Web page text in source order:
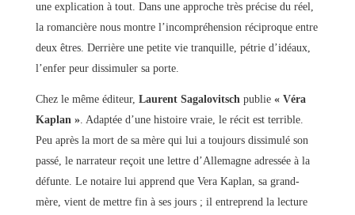
une explication à tout. Dans une approche très précise du réel,
la romancière nous montre l’incompréhension réciproque entre
deux êtres. Derrière une petite vie tranquille, pétrie d’idéaux,
l’enfer peur dissimuler sa porte.
Chez le même éditeur, Laurent Sagalovitschpublie « Véra
Kaplan ». Adaptée d’une histoire vraie, le récit est terrible.
Peu après la mort de sa mère qui lui a toujours dissimulé son
passé, le narrateur reçoit une lettre d’Allemagne adressée à la
défunte. Le notaire lui apprend que Vera Kaplan, sa grand-
mère, vient de mettre fin à ses jours ; il entreprend la lecture